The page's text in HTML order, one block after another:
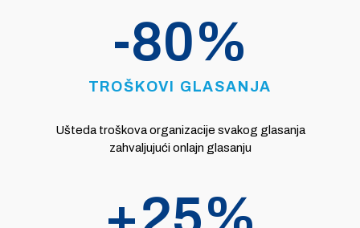
TROŠKOVI GLASANJA
-80%
Ušteda troškova organizacije svakog glasanja
zahvaljujući onlajn glasanju